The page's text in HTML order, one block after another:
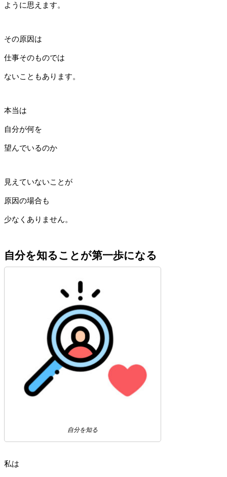
ように思えます。
その原因は
仕事そのものでは
ないこともあります。
本当は
自分が何を
望んでいるのか
見えていないことが
原因の場合も
少なくありません。
自分を知ることが第一歩になる
自分を知る
私は